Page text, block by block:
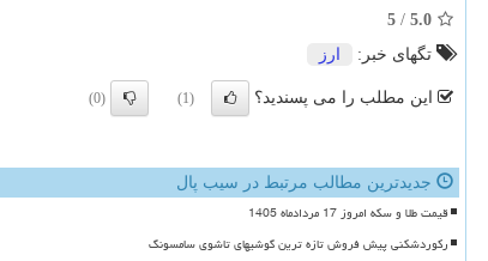
5.0
/
5
تگهای خبر:
ارز
این مطلب را می پسندید؟ (1)
(0)
جدیدترین مطالب مرتبط در سیب پال
قیمت طلا و سکه امروز 17 مردادماه 1405
رکوردشکنی پیش فروش تازه ترین گوشیهای تاشوی سامسونگ